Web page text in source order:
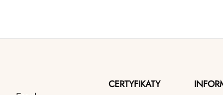
CERTYFIKATY